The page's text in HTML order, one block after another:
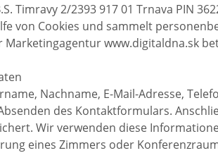
Timravy 2/2393 917 01 Trnava PIN
von Cookies und sammelt
www.digitaldna.sk
Nachname, E-Mail-Adresse,
des Kontaktformulars.
Wir verwenden diese
eines Zimmers oder